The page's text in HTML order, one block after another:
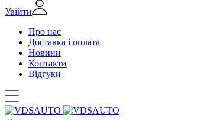
Увійти
Про нас
Доставка і оплата
Новини
Контакти
Відгуки